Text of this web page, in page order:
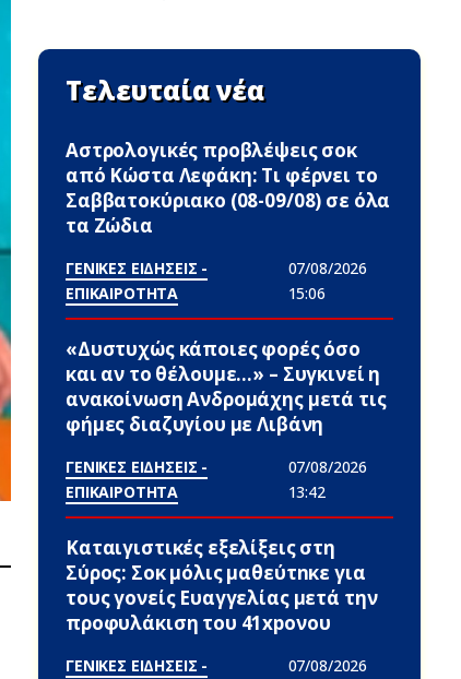
Τελευταία νέα
Αστρολογικές προβλέψεις σoκ
από Κώστα Λεφάκη: Τι φέρνει το
Σαββατοκύριακο (08-09/08) σε όλα
τα Zώδια
ΓΕΝΙΚΕΣ ΕΙΔΗΣΕΙΣ -
ΕΠΙΚΑΙΡΟΤΗΤΑ
07/08/2026
15:06
«Δυστυχώς κάποιες φορές όσο
και αν το θέλουμε…» – Συγκινεί η
ανακοίνωση Ανδρομάχης μετά τις
φήμες διαζυγίου με Λιβάνη
ΓΕΝΙΚΕΣ ΕΙΔΗΣΕΙΣ -
ΕΠΙΚΑΙΡΟΤΗΤΑ
07/08/2026
13:42
Καταιγιστικές εξελίξεις στη
Σύρος: Σoκ μόλις μαθεύτnκε για
τους γονείς Ευαγγελίας μετά την
προφυλάκιση του 41xpονου
ΓΕΝΙΚΕΣ ΕΙΔΗΣΕΙΣ -
07/08/2026